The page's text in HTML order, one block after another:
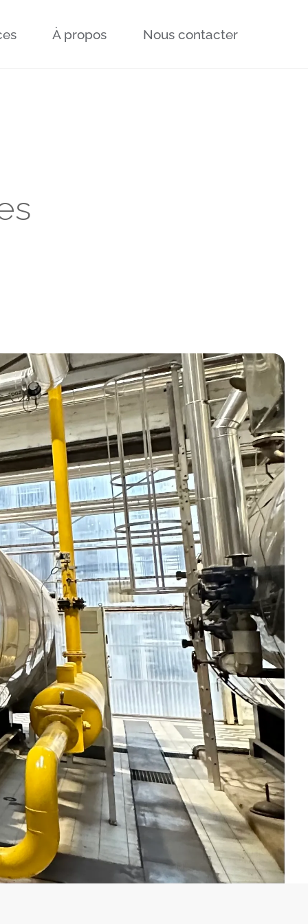
À propos Nous contacter